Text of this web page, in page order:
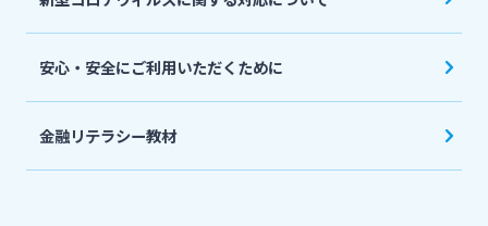
安心・安全にご利用いただくために
金融リテラシー教材